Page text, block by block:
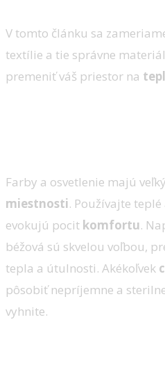
V tomto článku sa
textílie a tie správne
premeniť váš priestor na
Farby a osvetlenie majú
miestnosti. Používajte
evokujú pocit komfortu.
béžová sú skvelou voľbou,
tepla a útulnosti. Akékoľvek
pôsobiť nepríjemne a
vyhnite.